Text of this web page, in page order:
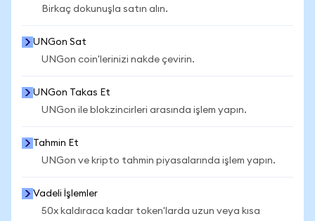
Birkaç dokunuşla satın alın.
UNGon Sat
UNGon coin'lerinizi nakde çevirin.
UNGon Takas Et
UNGon ile blokzincirleri arasında işlem yapın.
Tahmin Et
UNGon ve kripto tahmin piyasalarında işlem yapın.
Vadeli İşlemler
50x kaldıraca kadar token'larda uzun veya kısa